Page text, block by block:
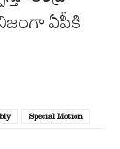
నిజంగా ఏపీకి
Special Motion